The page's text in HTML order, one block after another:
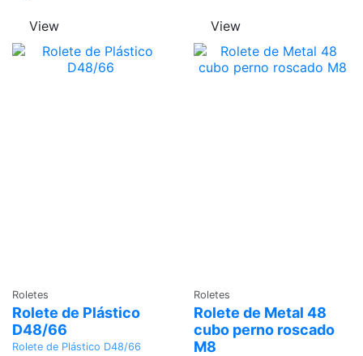
View View
Roletes
Rolete de Plástico
D48/66
Rolete de Plástico D48/66
Roletes
Rolete de Metal 48
cubo perno roscado
M8